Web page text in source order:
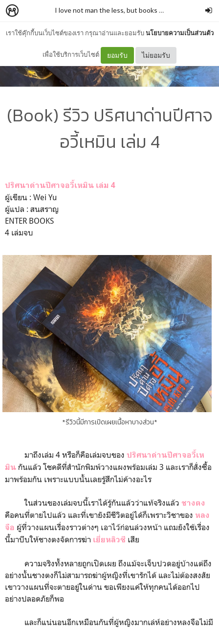
เราใช้คุ๊กกี้บนเว็บไซต์ของเรา กรุณาอ่านและยอมรับนโยบายความเป็นส่วนตัว
เพื่อใช้บริการเว็บไซต์ ยอมรับ ไม่ยอมรับ
I love not man the less, but books more รั่วชิงบ้านส
(Book) รีวิว ปริศนาด่านปีศาจ
อวี้เหมิน เล่ม 4
ปริศนาด่านปีศาจอวี้เหมิน เล่ม 4
ผู้เขียน : Wei Yu
ผู้แปล : สนสราญ
ENTER BOOKS
4 เล่มจบ
*รีวิวนี้มีการเปิดเผยเนื้อหาบางส่วน*
มาถึงเล่ม 4 หรือก็คือเล่มจบของ ปริศนาด่านปีศาจอวี้เห
มิน กันแล้ว โชคดีที่สำนักพิมพ์วางแผงพร้อมเล่ม 3 และเราก็สั่งซื้อ
มาพร้อมกัน เพราะแบบนั้นเลยรู้สึกไม่ค้างอะไร
ในส่วนของเล่มจบนี้เราได้รู้กันแล้วว่าแท้จริงแล้ว ชางตง
คือคนที่ตายไปแล้ว และที่เขายังมีชีวิตอยู่ได้ก็เพราะวิชาของ หลง
จือ ผู้ที่วางแผนเรื่องราวต่างๆ เอาไว้ก่อนล่วงหน้า แถมยังใช้เรื่อง
นี้มาบีบให้ชางตงจัดการฆ่า เยี่ยหลิวซี เสีย
ความจริงทั้งหลายถูกเปิดเผย ถึงแม้จะเจ็บปวดอยู่บ้างแต่ถึง
อย่างนั้นชางตงก็ไม่สามารถฆ่าผู้หญิงที่เขารักได้ และไม่ต้องสงสัย
เขาวางแผนที่จะตายอยู่ในด่าน ขอเพียงแค่ให้ทุกคนได้ออกไป
อย่างปลอดภัยก็พอ
และก็แน่นอนอีกเหมือนกันที่ผู้หญิงมากเล่ห์อย่างหลงจือไม่มี